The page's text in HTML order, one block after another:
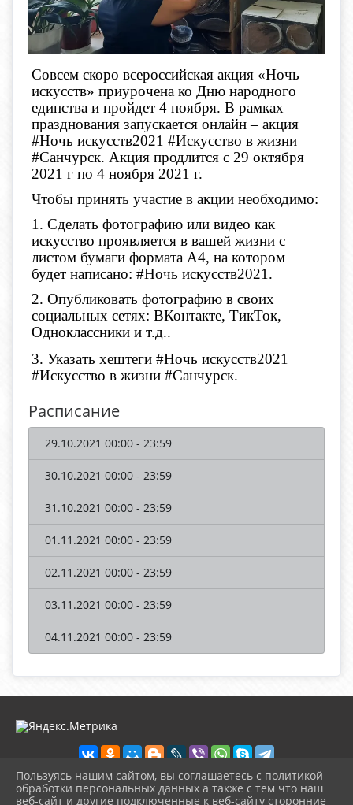
Совсем скоро всероссийская акция «Ночь
искусств» приурочена ко Дню народного
единства и пройдет 4 ноября. В рамках
празднования запускается онлайн – акция
#Ночь искусств2021 #Искусство в жизни
#Санчурск. Акция продлится с 29 октября
2021 г по 4 ноября 2021 г.
Чтобы принять участие в акции необходимо:
1. Сделать фотографию или видео как
искусство проявляется в вашей жизни с
листом бумаги формата А4, на котором
будет написано: #Ночь искусств2021.
2. Опубликовать фотографию в своих
социальных сетях: ВКонтакте, ТикТок,
Одноклассники и т.д..
3. Указать хештеги #Ночь искусств2021
#Искусство в жизни #Санчурск.
Расписание
29.10.2021 00:00 - 23:59
30.10.2021 00:00 - 23:59
31.10.2021 00:00 - 23:59
01.11.2021 00:00 - 23:59
02.11.2021 00:00 - 23:59
03.11.2021 00:00 - 23:59
04.11.2021 00:00 - 23:59
Пользуясь нашим сайтом, вы соглашаетесь с политикой
обработки персональных данных а также с тем что наш
веб-сайт и другие подключенные к веб-сайту сторонние